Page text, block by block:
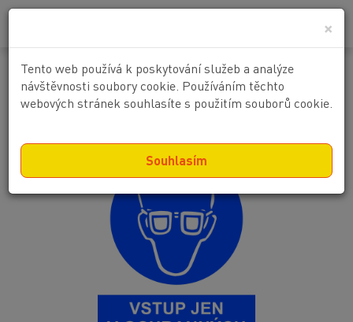
×
Tento web používá k poskytování služeb a analýze
návštěvnosti soubory cookie. Používáním těchto
webových stránek souhlasíte s použitím souborů cookie.
Souhlasím
Vstup jen v ochranných brýlích!